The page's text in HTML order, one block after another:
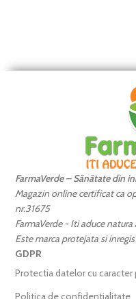
FarmaVerde – Sănătate din
Magazin online certificat ca
nr.31675
FarmaVerde - Iti aduce natura
Este marca protejata si
GDPR
Protectia datelor cu caracter
Politica de confidentialitate